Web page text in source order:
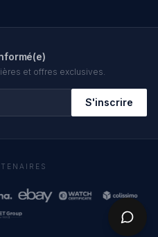
et offres exclusives.
S'inscrire